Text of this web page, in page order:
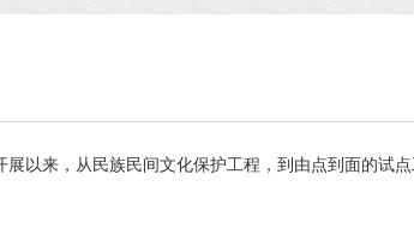
来，从民族民间文化保护工程，到由点到面的试